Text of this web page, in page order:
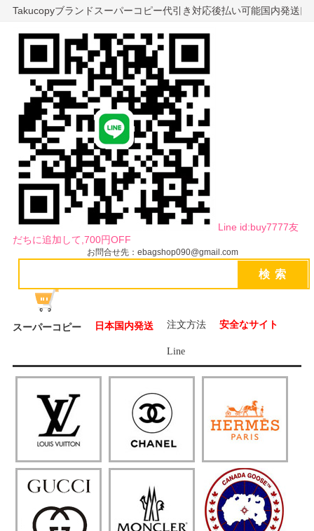
Takucopyブランドスーパーコピー代引き対応後払い可能国内発送
Line id:buy7777友
だちに追加して,700円OFF
お問合せ先：ebagshop090@gmail.com
スーパーコピー 日本国内発送 注文方法 安全なサイト
Line